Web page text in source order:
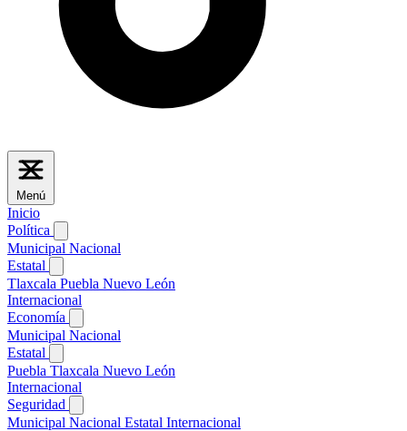
Menú
Inicio
Política
Municipal Nacional
Estatal
Tlaxcala Puebla Nuevo León
Internacional
Economía
Municipal Nacional
Estatal
Puebla Tlaxcala Nuevo León
Internacional
Seguridad
Municipal Nacional Estatal Internacional